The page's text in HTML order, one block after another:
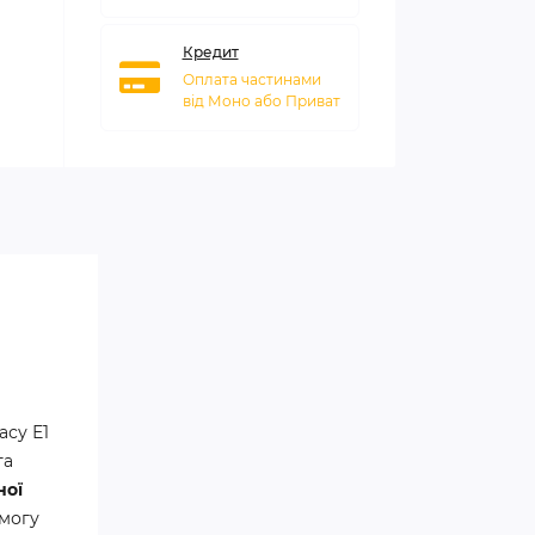
Кредит
Оплата частинами
від Моно або Приват
Е1